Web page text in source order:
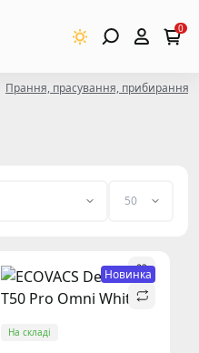
0
Прання, прасування, прибирання
Новинка
На складі